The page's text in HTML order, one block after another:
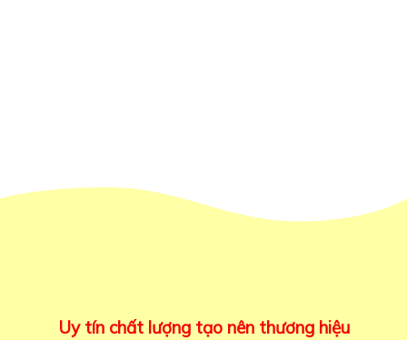
Uy tín chất lượng tạo nên thương hiệu